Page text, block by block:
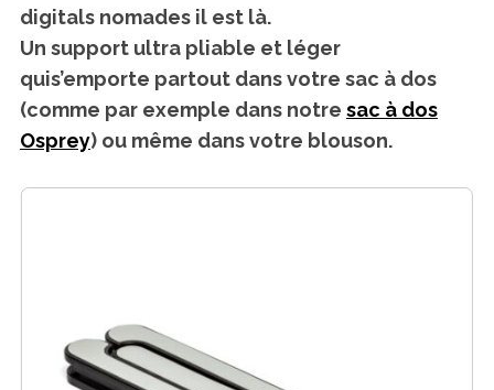
digitals nomades il est là.
Un support ultra pliable et léger
quis’emporte partout dans votre sac à dos
(comme par exemple dans notre sac à dos
Osprey) ou même dans votre blouson.